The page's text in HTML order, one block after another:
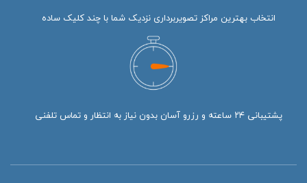
انتخاب بهترین مراکز تصویربرداری نزدیک شما با چند کلیک ساده
پشتیبانی ۲۴ ساعته و رزرو آسان بدون نیاز به انتظار و تماس تلفنی